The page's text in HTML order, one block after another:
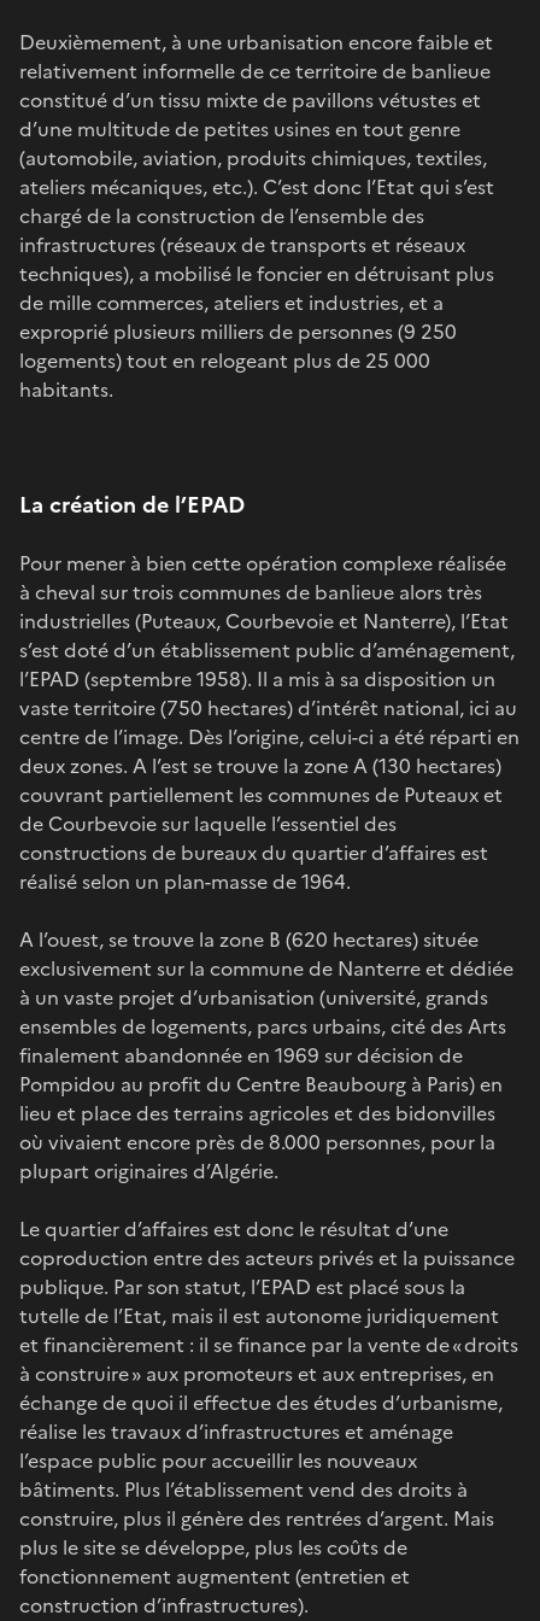
Deuxièmement, à une urbanisation encore faible et
relativement informelle de ce territoire de banlieue
constitué d’un tissu mixte de pavillons vétustes et
d’une multitude de petites usines en tout genre
(automobile, aviation, produits chimiques, textiles,
ateliers mécaniques, etc.). C’est donc l’Etat qui s’est
chargé de la construction de l’ensemble des
infrastructures (réseaux de transports et réseaux
techniques), a mobilisé le foncier en détruisant plus
de mille commerces, ateliers et industries, et a
exproprié plusieurs milliers de personnes (9 250
logements) tout en relogeant plus de 25 000
habitants.
La création de l’EPAD
Pour mener à bien cette opération complexe réalisée
à cheval sur trois communes de banlieue alors très
industrielles (Puteaux, Courbevoie et Nanterre), l’Etat
s’est doté d’un établissement public d’aménagement,
l’EPAD (septembre 1958). Il a mis à sa disposition un
vaste territoire (750 hectares) d’intérêt national, ici au
centre de l’image. Dès l’origine, celui-ci a été réparti en
deux zones. A l’est se trouve la zone A (130 hectares)
couvrant partiellement les communes de Puteaux et
de Courbevoie sur laquelle l’essentiel des
constructions de bureaux du quartier d’affaires est
réalisé selon un plan-masse de 1964.
A l’ouest, se trouve la zone B (620 hectares) située
exclusivement sur la commune de Nanterre et dédiée
à un vaste projet d’urbanisation (université, grands
ensembles de logements, parcs urbains, cité des Arts
finalement abandonnée en 1969 sur décision de
Pompidou au profit du Centre Beaubourg à Paris) en
lieu et place des terrains agricoles et des bidonvilles
où vivaient encore près de 8.000 personnes, pour la
plupart originaires d’Algérie.
Le quartier d’affaires est donc le résultat d’une
coproduction entre des acteurs privés et la puissance
publique. Par son statut, l’EPAD est placé sous la
tutelle de l’Etat, mais il est autonome juridiquement
et financièrement : il se finance par la vente de « droits
à construire » aux promoteurs et aux entreprises, en
échange de quoi il effectue des études d’urbanisme,
réalise les travaux d’infrastructures et aménage
l’espace public pour accueillir les nouveaux
bâtiments. Plus l’établissement vend des droits à
construire, plus il génère des rentrées d’argent. Mais
plus le site se développe, plus les coûts de
fonctionnement augmentent (entretien et
construction d’infrastructures).